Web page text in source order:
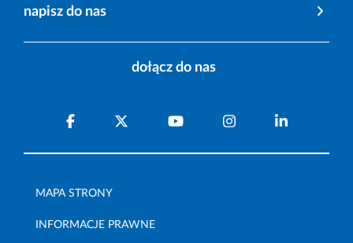
napisz do nas
dołącz do nas
MAPA STRONY
INFORMACJE PRAWNE